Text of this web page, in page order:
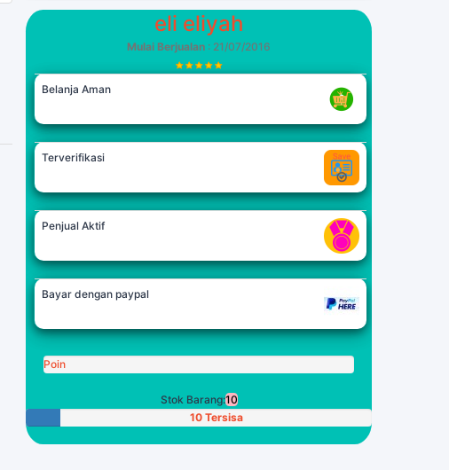
eli eliyah
Mulai Berjualan : 21/07/2016
Belanja Aman
Terverifikasi
Penjual Aktif
Bayar dengan paypal
Poin
Stok Barang:10
10 Tersisa